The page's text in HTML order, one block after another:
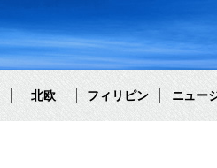
北欧 フィリピン ニュー